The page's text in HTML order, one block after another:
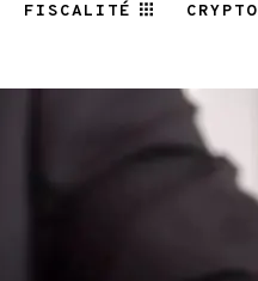
FISCALITÉ CRYPTO